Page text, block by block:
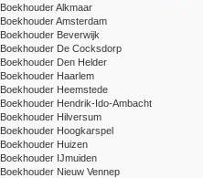
Boekhouder Alkmaar
Boekhouder Amsterdam
Boekhouder Beverwijk
Boekhouder De Cocksdorp
Boekhouder Den Helder
Boekhouder Haarlem
Boekhouder Heemstede
Boekhouder Hendrik-Ido-Ambacht
Boekhouder Hilversum
Boekhouder Hoogkarspel
Boekhouder Huizen
Boekhouder IJmuiden
Boekhouder Nieuw Vennep